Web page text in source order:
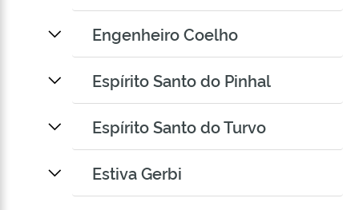
Engenheiro Coelho
Espírito Santo do Pinhal
Espírito Santo do Turvo
Estiva Gerbi